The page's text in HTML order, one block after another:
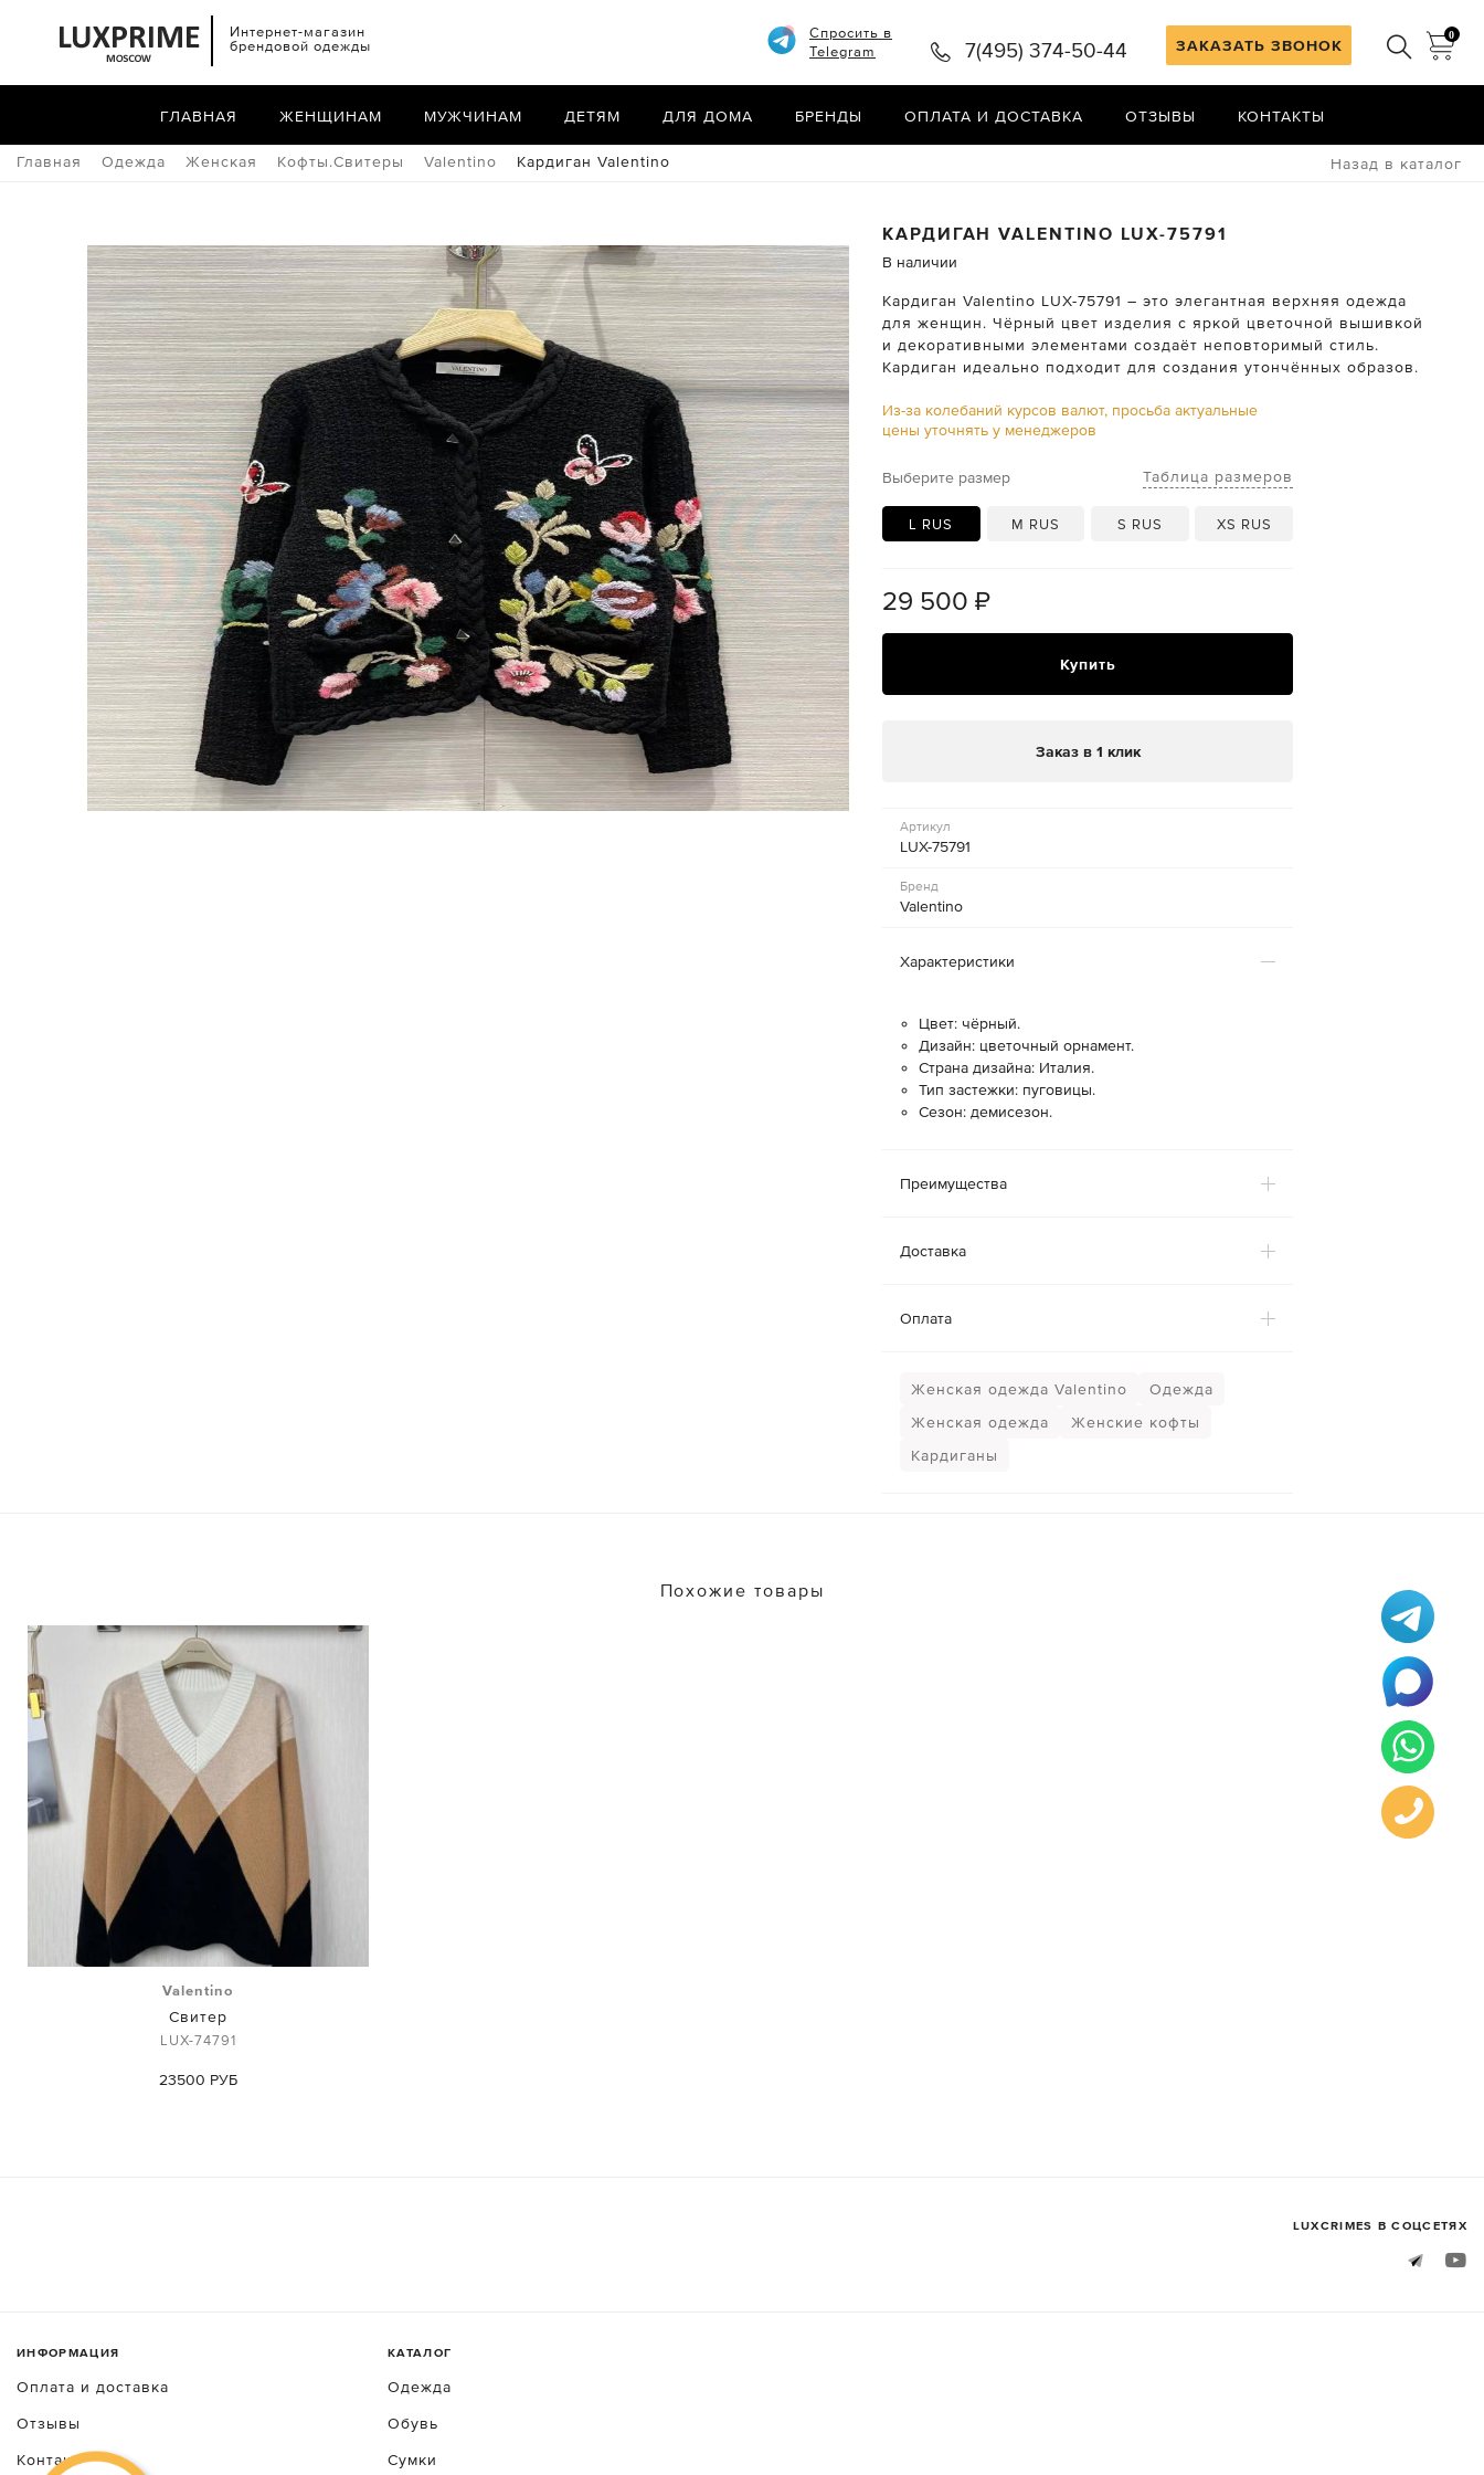
Интернет-магазин
брендовой одежды
ЗАКАЗАТЬ ЗВОНОК
0
Спросить в
Telegram
7(495) 374-50-44
ГЛАВНАЯ ЖЕНЩИНАМ МУЖЧИНАМ ДЕТЯМ ДЛЯ ДОМА БРЕНДЫ ОПЛАТА И ДОСТАВКА ОТЗЫВЫ КОНТАКТЫ
Главная Одежда Женская Кофты.Свитеры Valentino Кардиган Valentino Назад в каталог
КАРДИГАНVALENTINO LUX-75791
В наличии
Кардиган Valentino LUX-75791 – это элегантная верхняя одежда
для женщин. Чёрный цвет изделия с яркой цветочной вышивкой
и декоративными элементами создаёт неповторимый стиль.
Кардиган идеально подходит для создания утончённых образов.
Из-за колебаний курсов валют, просьба актуальные
цены уточнять у менеджеров
Выберите размер Таблица размеров
L RUS M RUS S RUS XS RUS
29 500 ₽
Купить
Заказ в 1 клик
Артикул
LUX-75791
Бренд
Valentino
Характеристики
Цвет: чёрный.
Дизайн: цветочный орнамент.
Страна дизайна: Италия.
Тип застежки: пуговицы.
Сезон: демисезон.
Преимущества
Доставка
Оплата
Женская одежда Valentino
Одежда
Женская одежда
Женские кофты
Кардиганы
Похожие товары
Valentino
Свитер
LUX-74791
23500 РУБ
LUXСRIMES В СОЦСЕТЯХ
ИНФОРМАЦИЯ
Оплата и доставка
Отзывы
Контакты
КАТАЛОГ
Одежда
Обувь
Сумки